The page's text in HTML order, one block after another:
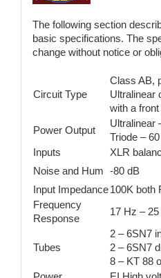
The following section
basic specifications. The
change without notice or
Circuit Type
Class AB,
Ultralinear
with a
Power Output
Ultralinear
Triode –
Inputs
XLR
Noise and Hum
-80 dB
Input Impedance100K both
Frequency
Response
17 Hz –
Tubes
2 – 6SN7
2 – 6SN7
8 – KT 88